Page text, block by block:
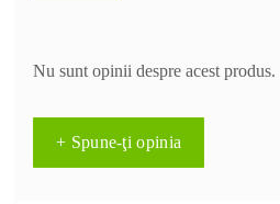
Nu sunt opinii despre acest produs.
+ Spune-ţi opinia